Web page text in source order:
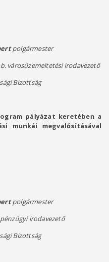
polgármester
városüzemeltetési irodavezető
Bizottság
pályázat keretében a
munkái megvalósításával
polgármester
irodavezető
Bizottság